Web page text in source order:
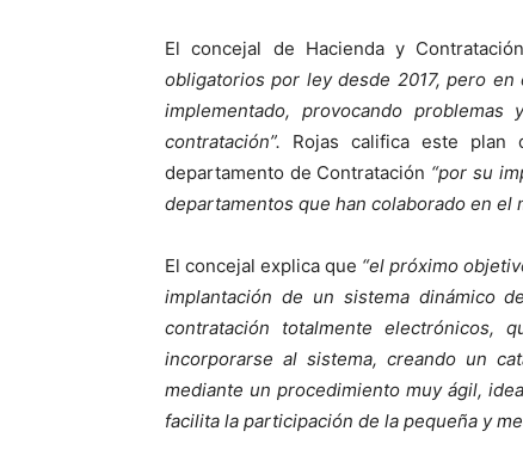
El concejal de Hacienda y
obligatorios por ley desde 2017, pero
implementado, provocando
contratación”. Rojas califica este plan
departamento de Contratación “por su
departamentos que han colaborado en el
El concejal explica que “el próximo
implantación de un sistema dinámico
contratación totalmente electrónicos,
incorporarse al sistema, creando un
mediante un procedimiento muy ágil,
facilita la participación de la pequeña y